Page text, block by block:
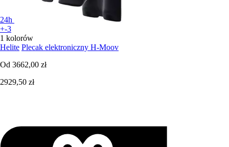
24h
+-3
1 kolorów
Helite Plecak elektroniczny H-Moov
Od 3662,00 zł
2929,50 zł